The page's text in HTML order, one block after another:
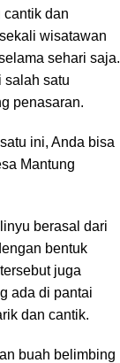
cantik dan
wisatawan
sehari saja.
salah satu
penasaran.
ini, Anda bisa
Mantung
berasal dari
bentuk
juga
ada di pantai
dan cantik.
buah belimbing